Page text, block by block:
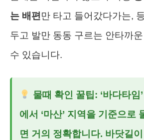
는 배편 만 타고 들어갔다가는,
두고 발만 동동 구르는 안타까
수 있습니다.
물때 확인 꿀팁: ‘바다타임
에서 ‘마산’ 지역을 기준으로
면 거의 정확합니다. 바닷길